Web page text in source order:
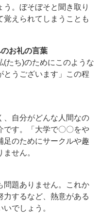
。ぼそぼそと聞き取り
覚えられてしまうことも
お礼の言葉
(たち)のためにこのような
とうございます」この程
、自分がどんな人間なの
です。「大学で〇〇をや
足のためにサークルや趣
せん。
問題ありません。これか
力するなど、熱意がある
でしょう。